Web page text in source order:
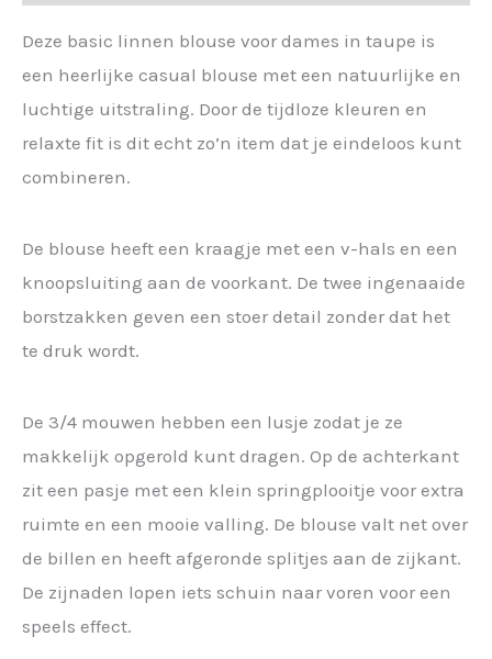
Deze basic linnen blouse voor dames in taupe is
een heerlijke casual blouse met een natuurlijke en
luchtige uitstraling. Door de tijdloze kleuren en
relaxte fit is dit echt zo’n item dat je eindeloos kunt
combineren.
De blouse heeft een kraagje met een v-hals en een
knoopsluiting aan de voorkant. De twee ingenaaide
borstzakken geven een stoer detail zonder dat het
te druk wordt.
De 3/4 mouwen hebben een lusje zodat je ze
makkelijk opgerold kunt dragen. Op de achterkant
zit een pasje met een klein springplooitje voor extra
ruimte en een mooie valling. De blouse valt net over
de billen en heeft afgeronde splitjes aan de zijkant.
De zijnaden lopen iets schuin naar voren voor een
speels effect.